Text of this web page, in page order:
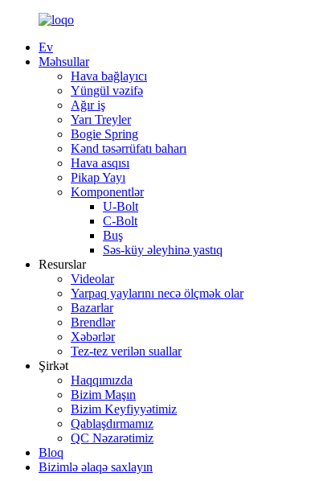
Ev
Məhsullar
Hava bağlayıcı
Yüngül vəzifə
Ağır iş
Yarı Treyler
Bogie Spring
Kənd təsərrüfatı baharı
Hava asqısı
Pikap Yayı
Komponentlər
U-Bolt
C-Bolt
Buş
Səs-küy əleyhinə yastıq
Resurslar
Videolar
Yarpaq yaylarını necə ölçmək olar
Bazarlar
Brendlər
Xəbərlər
Tez-tez verilən suallar
Şirkət
Haqqımızda
Bizim Maşın
Bizim Keyfiyyətimiz
Qablaşdırmamız
QC Nəzarətimiz
Bloq
Bizimlə əlaqə saxlayın